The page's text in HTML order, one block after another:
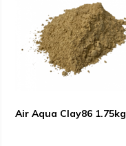
Air Aqua Clay86 1.75kg